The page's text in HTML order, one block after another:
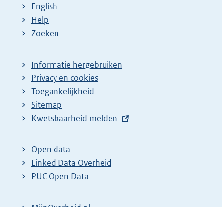
English
Help
Zoeken
Informatie hergebruiken
Privacy en cookies
Toegankelijkheid
Sitemap
E
t
e
r
Kwetsbaarheid melden
Open data
Linked Data Overheid
PUC Open Data